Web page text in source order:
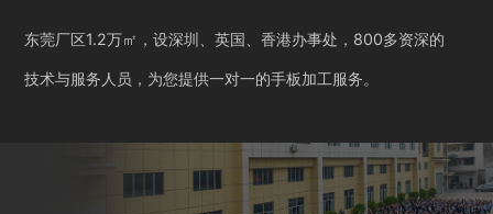
东莞厂区1.2万㎡，设深圳、英国、香港办事处，800多资深的
技术与服务人员，为您提供一对一的手板加工服务。